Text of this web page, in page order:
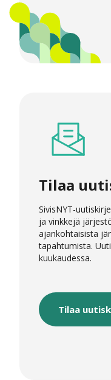
Tilaa
SivisNYT-
ja vinkkejä
ajankohtaisista
tapahtumista.
kuukaudessa.
Tilaa